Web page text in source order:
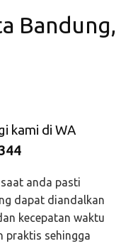
Bandung,
kami di WA
anda pasti
dapat diandalkan
kecepatan waktu
praktis sehingga